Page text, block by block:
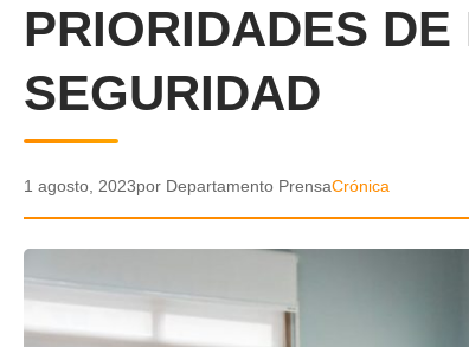
PRIORIDADES
SEGURIDAD
1 agosto, 2023por Departamento PrensaCrónica